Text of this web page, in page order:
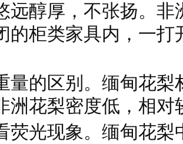
远醇厚，不张扬。
的柜类家具内，一
的区别。缅甸花梨
洲花梨密度低，相对
光现象。缅甸花梨